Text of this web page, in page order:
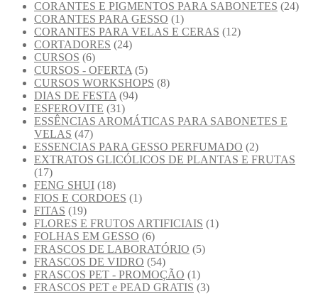
CORANTES E PIGMENTOS PARA SABONETES (24)
CORANTES PARA GESSO (1)
CORANTES PARA VELAS E CERAS (12)
CORTADORES (24)
CURSOS (6)
CURSOS - OFERTA (5)
CURSOS WORKSHOPS (8)
DIAS DE FESTA (94)
ESFEROVITE (31)
ESSÊNCIAS AROMÁTICAS PARA SABONETES E
VELAS (47)
ESSENCIAS PARA GESSO PERFUMADO (2)
EXTRATOS GLICÓLICOS DE PLANTAS E FRUTAS
(17)
FENG SHUI (18)
FIOS E CORDOES (1)
FITAS (19)
FLORES E FRUTOS ARTIFICIAIS (1)
FOLHAS EM GESSO (6)
FRASCOS DE LABORATÓRIO (5)
FRASCOS DE VIDRO (54)
FRASCOS PET - PROMOÇÃO (1)
FRASCOS PET e PEAD GRATIS (3)